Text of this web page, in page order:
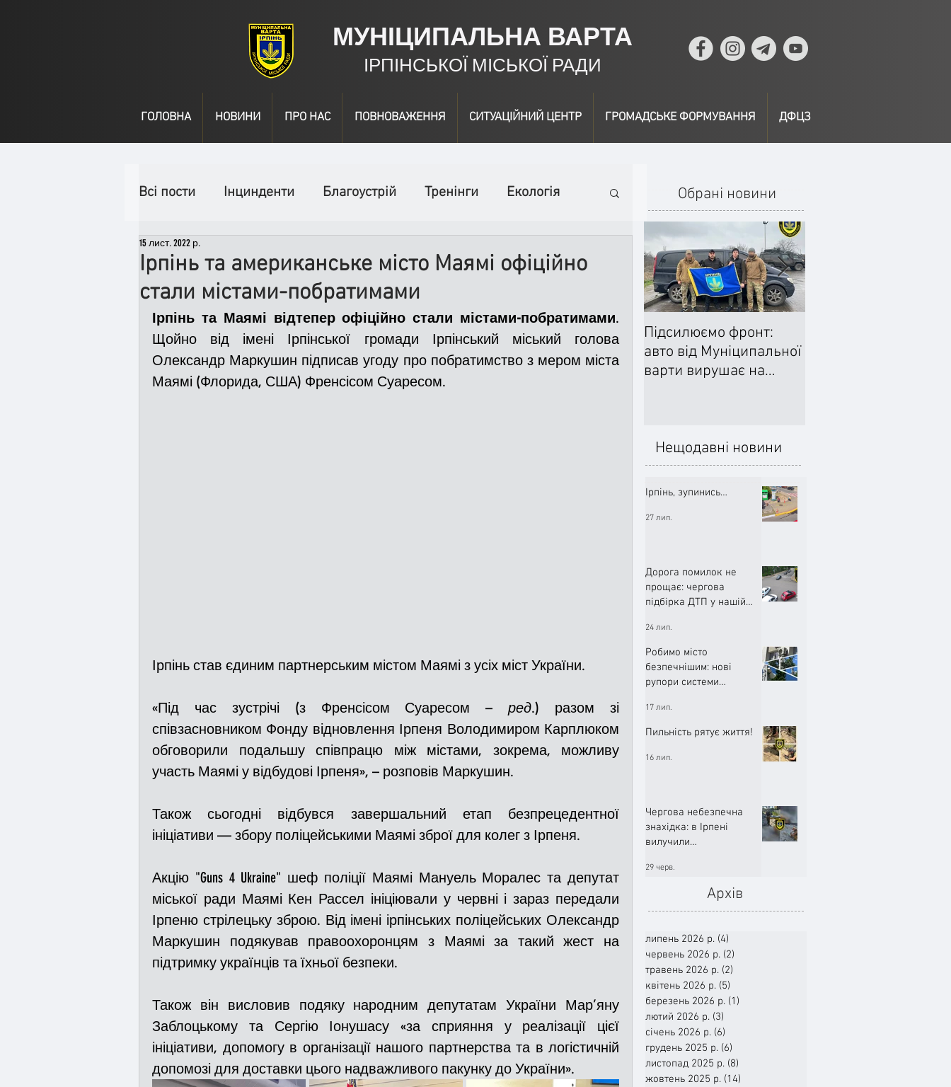
МУНІЦИПАЛЬНА ВАРТА
ІРПІНСЬКОЇ МІСЬКОЇ РАДИ
ГОЛОВНА НОВИНИ ПРО НАС ПОВНОВАЖЕННЯ СИТУАЦІЙНИЙ ЦЕНТР ГРОМАДСЬКЕ ФОРМУВАННЯ ДФЦЗ
Всі пости Інцинденти Благоустрій Тренінги Екологія
День народження
Надзвичайні заходи
Медицина Новини ДТП Рятувальники Паркування
Ірпінь та американське місто Маямі офіційно
стали містами-побратимами
15 лист. 2022 р.
Ірпінь та Маямі відтепер офіційно стали містами-побратимами.
Щойно від імені Ірпінської громади Ірпінський міський голова
Олександр Маркушин підписав угоду про побратимство з мером міста
Маямі (Флорида, США) Френсісом Суаресом.
Ірпінь став єдиним партнерським містом Маямі з усіх міст України.
«Під час зустрічі (з Френсісом Суаресом – ред.) разом зі
співзасновником Фонду відновлення Ірпеня Володимиром Карплюком
обговорили подальшу співпрацю між містами, зокрема, можливу
участь Маямі у відбудові Ірпеня», – розповів Маркушин.
Також сьогодні відбувся завершальний етап безпрецедентної
ініціативи — збору поліцейськими Маямі зброї для колег з Ірпеня.
Акцію "Guns 4 Ukraine" шеф поліції Маямі Мануель Моралес та депутат
міської ради Маямі Кен Рассел ініціювали у червні і зараз передали
Ірпеню стрілецьку зброю. Від імені ірпінських поліцейських Олександр
Маркушин подякував правоохоронцям з Маямі за такий жест на
підтримку українців та їхньої безпеки.
Також він висловив подяку народним депутатам України Мар’яну
Заблоцькому та Сергію Іонушасу «за сприяння у реалізації цієї
ініціативи, допомогу в організації нашого партнерства та в логістичній
допомозі для доставки цього надважливого пакунку до України».
Обрані новини
Підсилюємо фронт:
авто від Муніципальної
варти вирушає на
Нещодавні новини
Ірпінь, зупинись…
27 лип.
Дорога помилок не
прощає: чергова
підбірка ДТП у нашій
24 лип.
Робимо місто
безпечнішим: нові
рупори системи
працюють!
17 лип.
Пильність рятує життя!
16 лип.
Чергова небезпечна
знахідка: в Ірпені
вилучили
29 черв.
Архів
липень 2026 р. (4)
червень 2026 р. (2)
травень 2026 р. (2)
квітень 2026 р. (5)
березень 2026 р. (1)
лютий 2026 р. (3)
січень 2026 р. (6)
грудень 2025 р. (6)
листопад 2025 р. (8)
жовтень 2025 р. (14)